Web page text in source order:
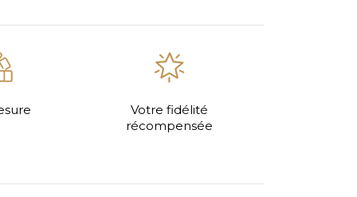
Votre fidélité
récompensée